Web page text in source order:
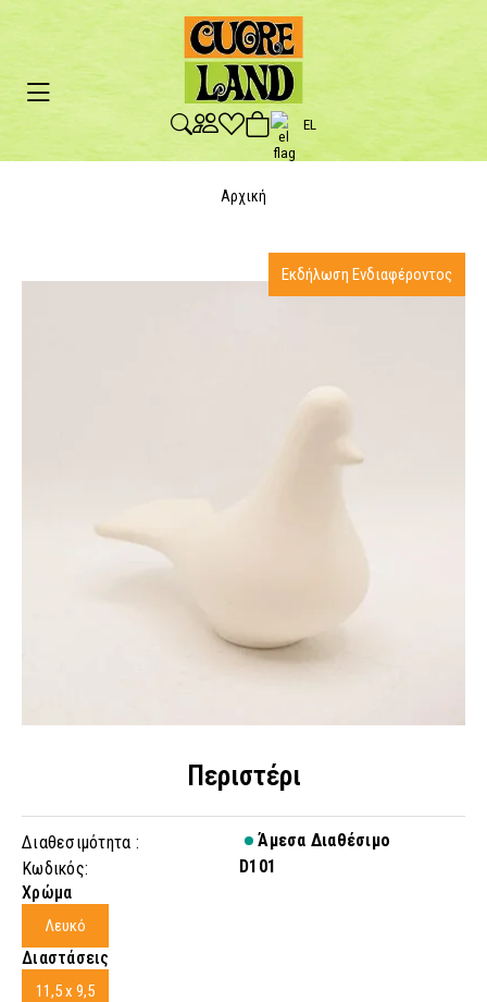
EL
Αρχική
Περιστέρι
Διαθεσιμότητα :
Άμεσα Διαθέσιμο
Κωδικός:
D101
Χρώμα
Λευκό
Διαστάσεις
11,5 x 9,5
Εκδήλωση Ενδιαφέροντος